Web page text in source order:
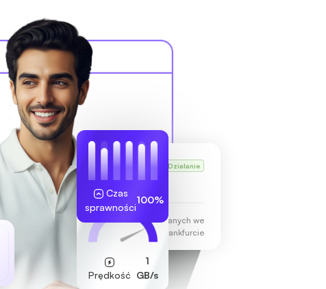
VPS Karla Działanie
255.189.85.19
Centrum Danych we
Frankfurcie
Prędkość
1
GB/s
Czas
sprawności
100%